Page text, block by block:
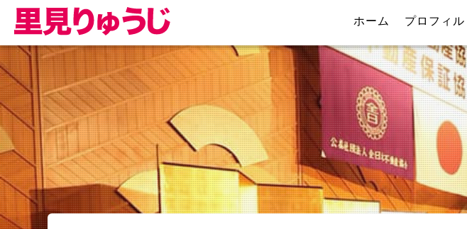
ホーム プロフィル